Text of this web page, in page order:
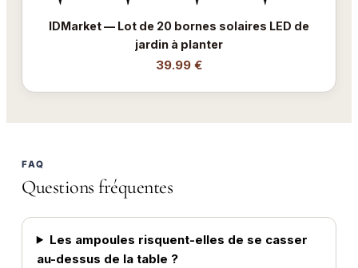
IDMarket — Lot de 20 bornes solaires LED de
jardin à planter
39.99 €
FAQ
Questions fréquentes
Les ampoules risquent-elles de se casser
au-dessus de la table ?